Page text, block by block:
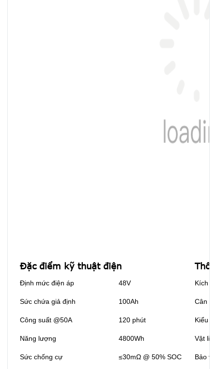
Đặc điểm kỹ thuật điện
Định mức điện áp 48V Kích
Sức chứa giả định 100Ah Cân
Công suất @50A 120 phút Kiểu
Năng lượng 4800Wh Vật
Sức chống cự ≤30mΩ @ 50% SOC Bảo